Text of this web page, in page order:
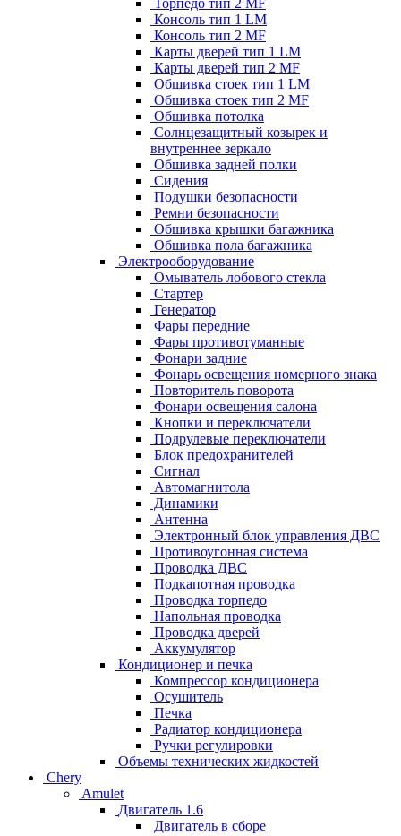
Торпедо тип 2 MF
Консоль тип 1 LM
Консоль тип 2 MF
Карты дверей тип 1 LM
Карты дверей тип 2 MF
Обшивка стоек тип 1 LM
Обшивка стоек тип 2 MF
Обшивка потолка
Солнцезащитный козырек и
внутреннее зеркало
Обшивка задней полки
Сидения
Подушки безопасности
Ремни безопасности
Обшивка крышки багажника
Обшивка пола багажника
Электрооборудование
Омыватель лобового стекла
Стартер
Генератор
Фары передние
Фары противотуманные
Фонари задние
Фонарь освещения номерного знака
Повторитель поворота
Фонари освещения салона
Кнопки и переключатели
Подрулевые переключатели
Блок предохранителей
Сигнал
Автомагнитола
Динамики
Антенна
Электронный блок управления ДВС
Противоугонная система
Проводка ДВС
Подкапотная проводка
Проводка торпедо
Напольная проводка
Проводка дверей
Аккумулятор
Кондиционер и печка
Компрессор кондиционера
Осушитель
Печка
Радиатор кондиционера
Ручки регулировки
Объемы технических жидкостей
Chery
Amulet
Двигатель 1.6
Двигатель в сборе